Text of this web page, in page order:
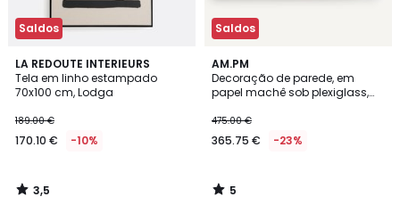
Saldos
LA REDOUTE INTERIEURS
Tela em linho estampado
70x100 cm, Lodga
189.00 €
170.10 € -10%
3,5
/ 5
3,5
/
Saldos
AM.PM
Decoração de parede, em
papel machê sob plexiglass,
475.00 €
365.75 € -23%
5
/
5
5
/